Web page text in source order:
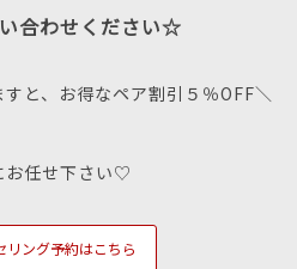
合わせください☆
と、お得なペア割引５％OFF＼
お任せ下さい♡
リング予約はこちら